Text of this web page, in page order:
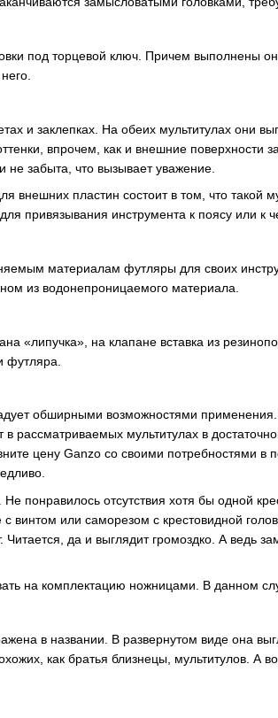
под торцевой ключ. Причем выполнены
и заклепках. На обеих мультитулах они
впрочем, как и внешние поверхности
не забыта, что вызывает уважение.
внешних пластин состоит в том, что такой
привязывания инструмента к поясу или к
материалам футляры для своих
из водонепроницаемого материала.
«липучка», на клапане вставка из
футляра.
обширными возможностями применения.
в рассматриваемых мультитулах в
цену Ganzo со своими потребностями
понравилось отсутствия хотя бы одной
винтом или саморезом с крестовидной
да и выглядит громоздко. А ведь
на комплектацию ножницами. В данном
в названии. В развернутом виде она
как братья близнецы, мультитулов. А